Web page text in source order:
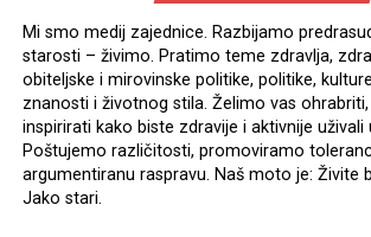
Mi smo medij zajednice. Razbijamo
starosti – živimo. Pratimo teme zdravlja,
obiteljske i mirovinske politike, politike,
znanosti i životnog stila. Želimo vas
inspirirati kako biste zdravije i aktivnije uživali
Poštujemo različitosti, promoviramo
argumentiranu raspravu. Naš moto je: Živite
Jako stari.